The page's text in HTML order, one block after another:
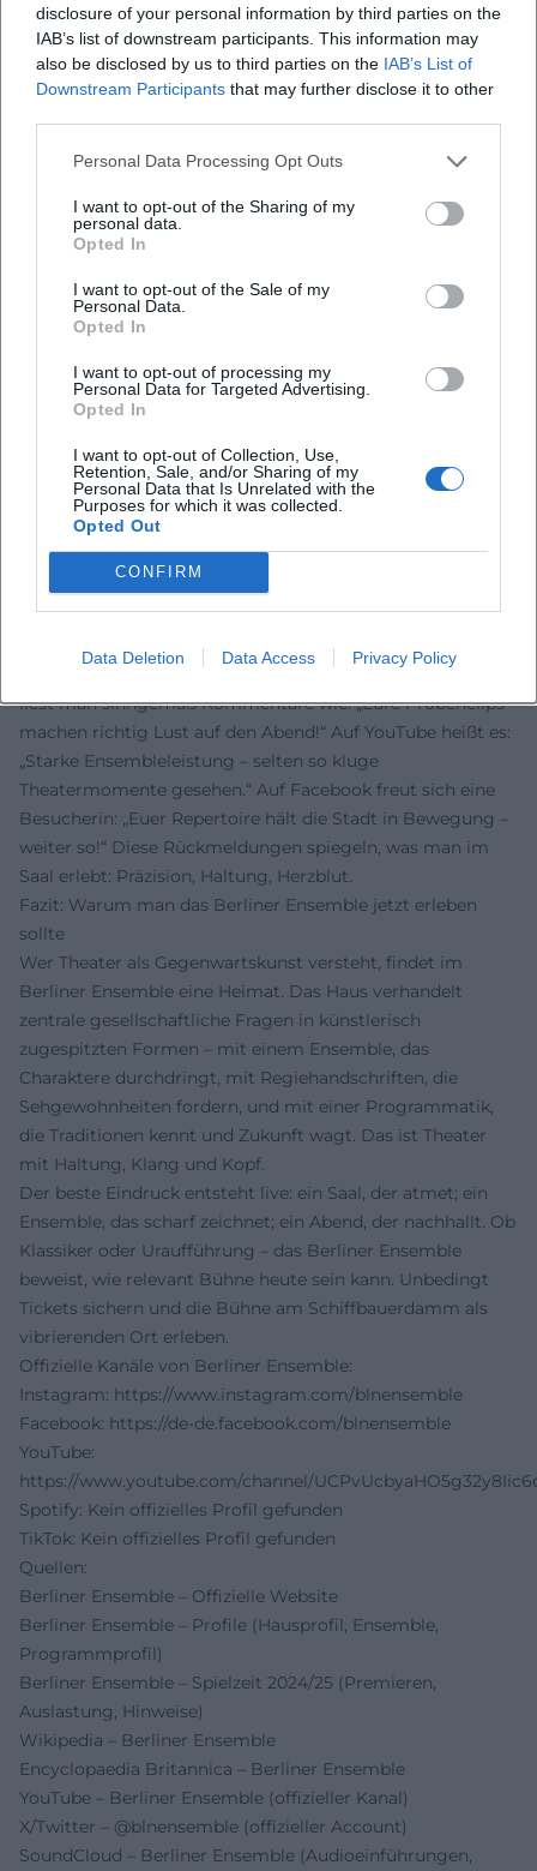
disclosure of your personal information by third parties on the
IAB’s list of downstream participants. This information may
also be disclosed by us to third parties on the IAB’s List of
Downstream Participants that may further disclose it to other
Personal Data Processing Opt Outs
I want to opt-out of the Sharing of my
personal data.
Opted In
I want to opt-out of the Sale of my
Personal Data.
Opted In
I want to opt-out of processing my
Personal Data for Targeted Advertising.
Opted In
I want to opt-out of Collection, Use,
Retention, Sale, and/or Sharing of my
Personal Data that Is Unrelated with the
Purposes for which it was collected.
Opted Out
CONFIRM
Data Deletion Data Access Privacy Policy
Produktionsprozesse – erfüllt höchste EEAT-Standards:
Erfahrung (gelebte Bühnenpraxis), Expertise (künstlerische
und technische Details), Autorität (Institution und
Rezeption) und Vertrauenswürdigkeit (offene
Kommunikation, belegbare Fakten).
Stilkunde: Episches Theater im 21. Jahrhundert
brechtisch fundiert und gegenwartsbewusst
weiterentwickelt. Verfremdung, Erzählerpositionen und
wirksame Instrumente, um Machtverhältnisse, Ökonomie
und soziale Dynamiken sichtbar zu machen. Im 21.
Projektionen, Sounddesign, popkulturellen Referenzen –
neu kombiniert.
Die Komposition eines Abends folgt dabei einer
dramaturgischen Partitur: Szene, Licht, Musik, Text, Körper
– alles ist präzise arrangiert. So entsteht eine
„Bühnenmusik“ des Denkens, die weniger auf Melodie als
auf Haltungswechsel zielt. Theater wird zum
Resonanzraum, in dem Zuschauer:innen Position beziehen.
Stimmen der Fans
Die Reaktionen der Fans zeigen deutlich: Das Berliner
Ensemble begeistert Menschen weltweit. Auf Instagram
liest man sinngemäß Kommentare wie: „Eure Probenclips
machen richtig Lust auf den Abend!“ Auf YouTube heißt es:
„Starke Ensembleleistung – selten so kluge
Theatermomente gesehen.“ Auf Facebook freut sich eine
Besucherin: „Euer Repertoire hält die Stadt in Bewegung –
weiter so!“ Diese Rückmeldungen spiegeln, was man im
Saal erlebt: Präzision, Haltung, Herzblut.
Fazit: Warum man das Berliner Ensemble jetzt erleben
sollte
Wer Theater als Gegenwartskunst versteht, findet im
Berliner Ensemble eine Heimat. Das Haus verhandelt
zentrale gesellschaftliche Fragen in künstlerisch
zugespitzten Formen – mit einem Ensemble, das
Charaktere durchdringt, mit Regiehandschriften, die
Sehgewohnheiten fordern, und mit einer Programmatik,
die Traditionen kennt und Zukunft wagt. Das ist Theater
mit Haltung, Klang und Kopf.
Der beste Eindruck entsteht live: ein Saal, der atmet; ein
Ensemble, das scharf zeichnet; ein Abend, der nachhallt. Ob
Klassiker oder Uraufführung – das Berliner Ensemble
beweist, wie relevant Bühne heute sein kann. Unbedingt
Tickets sichern und die Bühne am Schiffbauerdamm als
vibrierenden Ort erleben.
Offizielle Kanäle von Berliner Ensemble:
Instagram: https://www.instagram.com/blnensemble
Facebook: https://de-de.facebook.com/blnensemble
YouTube:
https://www.youtube.com/channel/
Spotify: Kein offizielles Profil gefunden
TikTok: Kein offizielles Profil gefunden
Quellen:
Berliner Ensemble – Offizielle Website
Berliner Ensemble – Profile (Hausprofil, Ensemble,
Programmprofil)
Berliner Ensemble – Spielzeit 2024/25 (Premieren,
Auslastung, Hinweise)
Wikipedia – Berliner Ensemble
Encyclopaedia Britannica – Berliner Ensemble
YouTube – Berliner Ensemble (offizieller Kanal)
X/Twitter – @blnensemble (offizieller Account)
SoundCloud – Berliner Ensemble (Audioeinführungen,